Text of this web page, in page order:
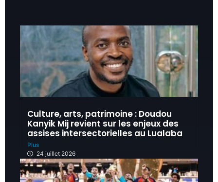
Culture, arts, patrimoine : Doudou
Kanyik Mij revient sur les enjeux des
assises intersectorielles au Lualaba
Plus
24 juillet 2026